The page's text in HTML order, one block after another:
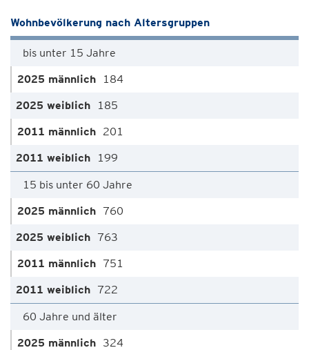
Wohnbevölkerung nach Altersgruppen
bis unter 15 Jahre
184
185
201
199
15 bis unter 60 Jahre
760
763
751
722
60 Jahre und älter
324